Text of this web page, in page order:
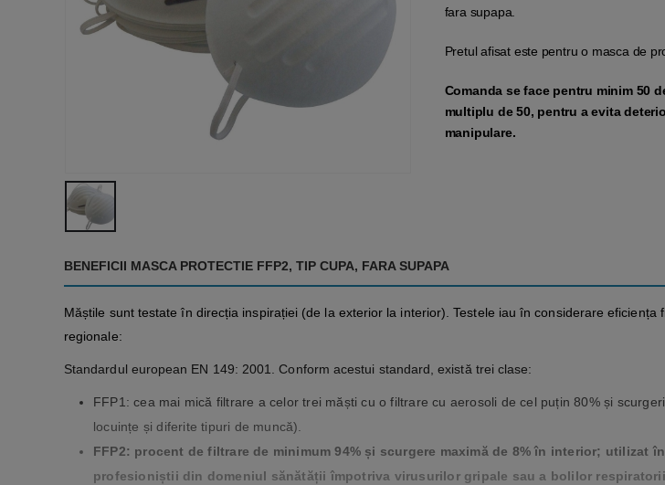
fara supapa.
Pretul afisat este pentru o masca de
Comanda se face pentru minim 50
multiplu de 50, pentru a evita
manipulare.
BENEFICII MASCA PROTECTIE FFP2, TIP CUPA, FARA SUPAPA
Măștile sunt testate în direcția inspirației (de la exterior la interior). Testele iau în considerare
regionale:
Standardul european EN 149: 2001. Conform acestui standard, există trei clase:
FFP1: cea mai mică filtrare a celor trei măști cu o filtrare cu aerosoli de cel puțin 80% și
locuințe și diferite tipuri de muncă).
FFP2: procent de filtrare de minimum 94% și scurgere maximă de 8% în interior;
profesioniștii din domeniul sănătății împotriva virusurilor gripale sau a bolilor